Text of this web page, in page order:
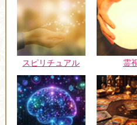
スピリチュアル 霊